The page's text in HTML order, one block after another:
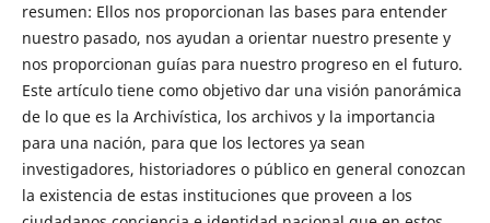
resumen: Ellos nos proporcionan las bases para entender
nuestro pasado, nos ayudan a orientar nuestro presente y
nos proporcionan guías para nuestro progreso en el futuro.
Este artículo tiene como objetivo dar una visión panorámica
de lo que es la Archivística, los archivos y la importancia
para una nación, para que los lectores ya sean
investigadores, historiadores o público en general conozcan
la existencia de estas instituciones que proveen a los